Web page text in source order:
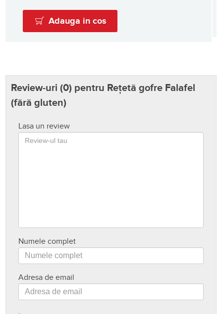
Adauga in cos
Review-uri (0) pentru Rețetă gofre Falafel
(fără gluten)
Lasa un review
Numele complet
Adresa de email